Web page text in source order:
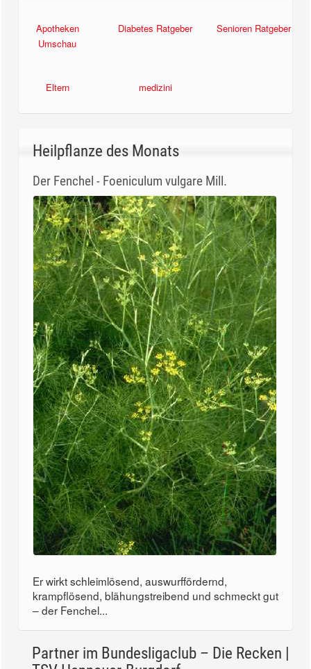
Apotheken
Umschau
Diabetes Ratgeber Senioren Ratgeber
Eltern medizini
Heilpflanze des Monats
Der Fenchel - Foeniculum vulgare Mill.
Er wirkt schleimlösend, auswurffördernd,
krampflösend, blähungstreibend und schmeckt gut
– der Fenchel...
Partner im Bundesligaclub – Die Recken |